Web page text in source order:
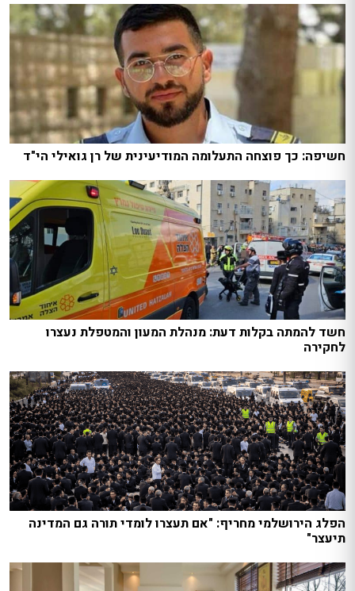
חשיפה: כך פוצחה התעלומה המודיעינית של רן גואילי הי"ד
חשד להמתה בקלות דעת: מנהלת המעון והמטפלת נעצרו
לחקירה
הפלג הירושלמי מחריף: "אם תעצרו לומדי תורה גם המדינה
תיעצר"